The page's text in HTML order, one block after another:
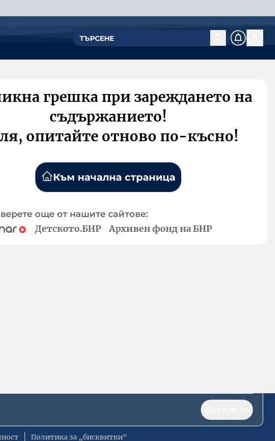
грешка при зареждането на
съдържанието!
опитайте отново по-късно!
Към начална страница
още от нашите сайтове:
Детското.БНР Архивен фонд на БНР
Политика за „бисквитки“